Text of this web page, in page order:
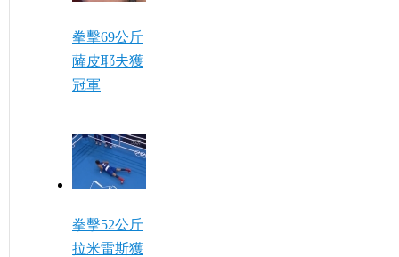
拳擊69公斤
薩皮耶夫獲
冠軍
拳擊52公斤
拉米雷斯獲